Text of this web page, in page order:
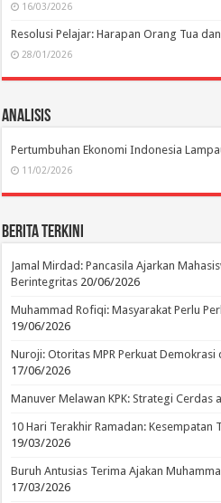
16/03/2026
Resolusi Pelajar: Harapan Orang Tua
28/01/2026
Analisis
Pertumbuhan Ekonomi Indonesia
11/02/2026
Berita Terkini
Jamal Mirdad: Pancasila Ajarkan
Berintegritas 20/06/2026
Muhammad Rofiqi: Masyarakat Perlu
19/06/2026
Nuroji: Otoritas MPR Perkuat Demokrasi
17/06/2026
Manuver Melawan KPK: Strategi Cerdas
10 Hari Terakhir Ramadan: Kesempatan
19/03/2026
Buruh Antusias Terima Ajakan
17/03/2026